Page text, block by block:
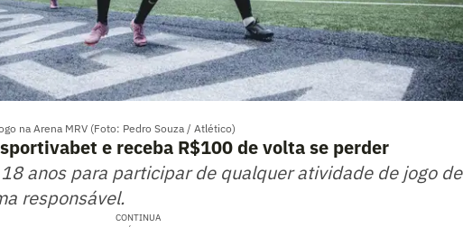
na Arena MRV (Foto: Pedro Souza / Atlético)
e receba R$100 de volta se perder
anos para participar de qualquer atividade de jogo de
responsável.
CONTINUA